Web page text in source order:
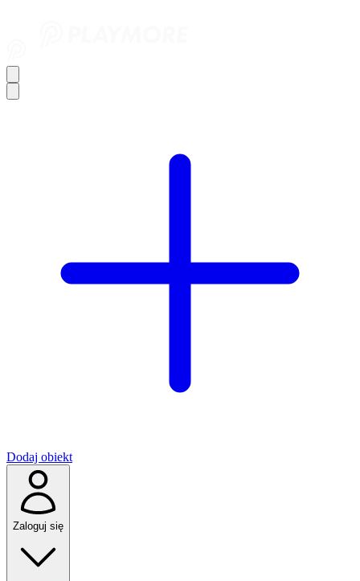
Dodaj obiekt
Zaloguj się